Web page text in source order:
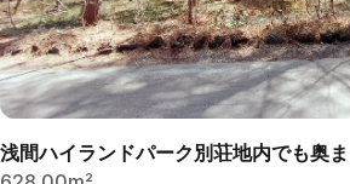
浅間ハイランドパーク別荘地内でも奥